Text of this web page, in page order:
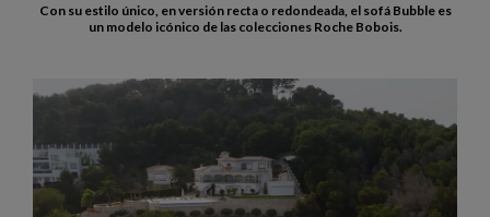
Con su estilo único, en versión recta o redondeada, el sofá Bubble es
un modelo icónico de las colecciones Roche Bobois.